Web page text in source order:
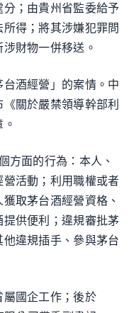
；由貴州省監委給予
得；將其涉嫌犯罪問
財物一併移送。
酒經營」的案情。中
關於嚴禁領導幹部利
方面的行為：本人、
活動；利用職權或者
取茅台酒經營資格、
供便利；違規審批茅
違規插手、參與茅台
國企工作；後於